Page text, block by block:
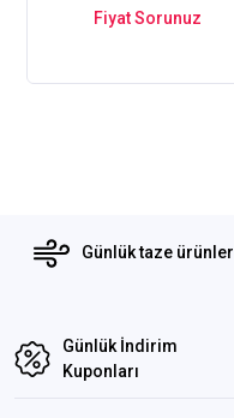
Fiyat Sorunuz
Günlük taze ürünler
Günlük İndirim
Kuponları